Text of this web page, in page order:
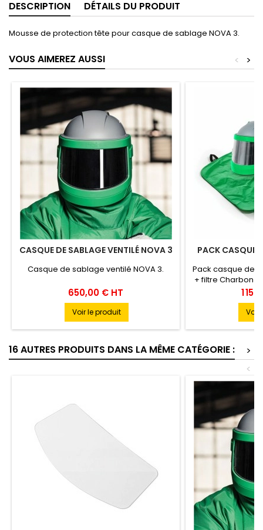
DESCRIPTION DÉTAILS DU PRODUIT
Mousse de protection tête pour casque de sablage NOVA 3.
VOUS AIMEREZ AUSSI >
<
CASQUE DE SABLAGE VENTILÉ NOVA 3
Casque de sablage ventilé NOVA 3.
Prix
650,00 € HT
Voir le produit
PACK CASQUE
Pack casque de
+ filtre Charbon
Prix
1
Voir
16 AUTRES PRODUITS DANS LA MÊME CATÉGORIE :
>
<